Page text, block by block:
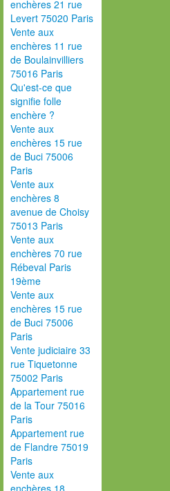
enchères 21 rue
Levert 75020 Paris
Vente aux
enchères 11 rue
de Boulainvilliers
75016 Paris
Qu'est-ce que
signifie folle
enchère ?
Vente aux
enchères 15 rue
de Buci 75006
Paris
Vente aux
enchères 8
avenue de Choisy
75013 Paris
Vente aux
enchères 70 rue
Rébeval Paris
19ème
Vente aux
enchères 15 rue
de Buci 75006
Paris
Vente judiciaire 33
rue Tiquetonne
75002 Paris
Appartement rue
de la Tour 75016
Paris
Appartement rue
de Flandre 75019
Paris
Vente aux
enchères 18